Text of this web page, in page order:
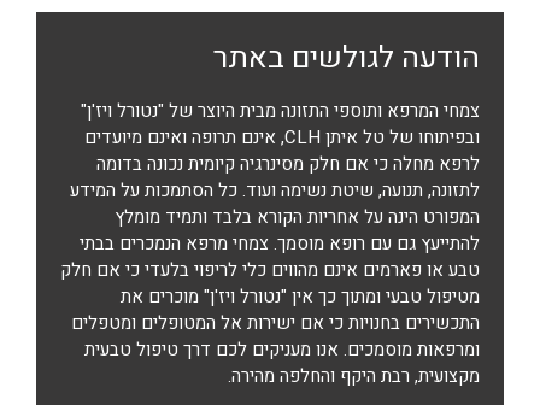
הודעה לגולשים באתר
צמחי המרפא ותוספי התזונה מבית היוצר של "נטורל ויז'ן"
ובפיתוחו של טל איתן CLH, אינם תרופה ואינם מיועדים
לרפא מחלה כי אם חלק מסינרגיה קיומית נכונה בדומה
לתזונה, תנועה, שיטת נשימה ועוד. כל הסתמכות על המידע
המפורט הינה על אחריות הקורא בלבד ותמיד מומלץ
להתייעץ גם עם רופא מוסמך. צמחי מרפא הנמכרים בבתי
טבע או פארמים אינם מהווים כלי לריפוי בלעדי כי אם חלק
מטיפול טבעי ומתוך כך אין "נטורל ויז'ן" מוכרים את
התכשירים בחנויות כי אם ישירות אל המטופלים ומטפלים
ומרפאות מוסמכים. אנו מעניקים לכם דרך טיפול טבעית
מקצועית, רבת היקף והחלפה מהירה.